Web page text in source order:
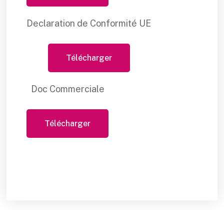
Declaration de Conformité UE
Télécharger
Doc Commerciale
Télécharger